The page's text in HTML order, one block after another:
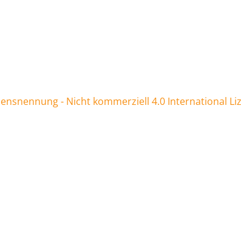
- Nicht kommerziell 4.0 International